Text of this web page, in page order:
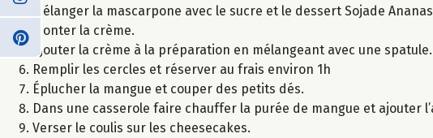
Mélanger la mascarpone avec le sucre et le dessert Sojade
Monter la crème.
Ajouter la crème à la préparation en mélangeant avec une spatule.
Remplir les cercles et réserver au frais environ 1h
Éplucher la mangue et couper des petits dés.
Dans une casserole faire chauffer la purée de mangue et ajouter
Verser le coulis sur les cheesecakes.